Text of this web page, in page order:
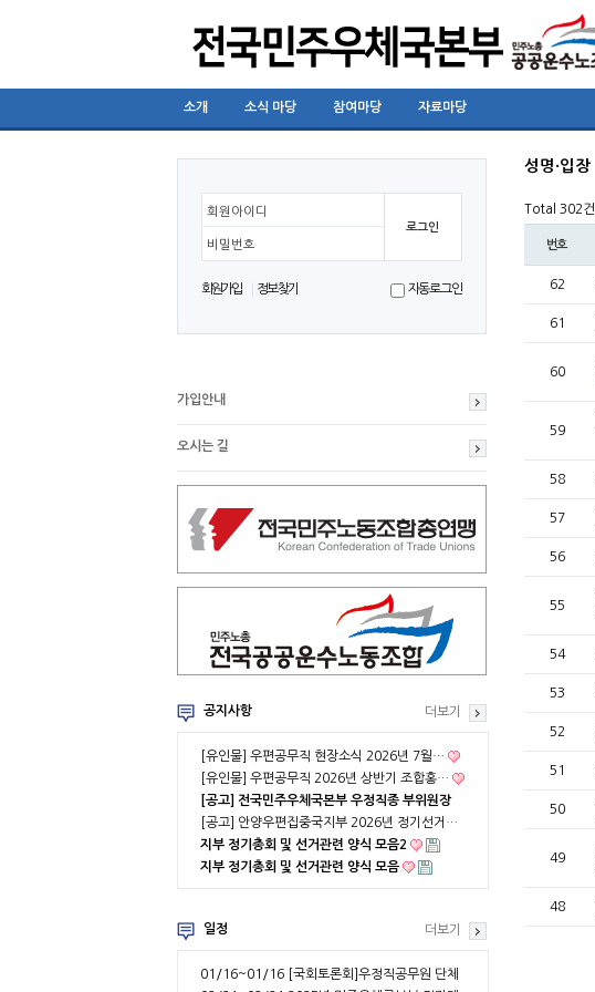
소개 소식 마당 참여마당 자료마당
회원아이디
비밀번호
회원가입 정보찾기 자동로그인
가입안내
오시는 길
공지사항
[유인물] 우편공무직 현장소식 2026년 7월…
[유인물] 우편공무직 2026년 상반기 조합홍…
[공고] 전국민주우체국본부 우정직종 부위원장
…[공고] 안양우편집중국지부 2026년 정기선거…
지부 정기총회 및 선거관련 양식 모음2
지부 정기총회 및 선거관련 양식 모음
더보기
일정
01/16~01/16[국회토론회]우정직공무원 단체
더보기
성명·입장
Total 302건
번호
62
61
60
59
58
57
56
55
54
53
52
51
50
49
48